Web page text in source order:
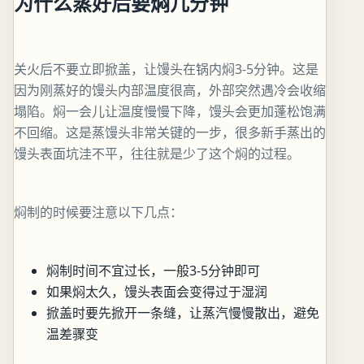
关火后不要立即掀盖，让馒头在锅内焖3-5分钟。这是
因为刚蒸好的馒头内部温度很高，外部突然遇冷会收缩
塌陷。焖一会儿让温度慢慢下降，馒头会更加蓬松饱满
不回缩。这是蒸馒头非常关键的一步，很多新手蒸出的
馒头表面坑洼不平，往往就是少了这个焖的过程。
焖制的时候要注意以下几点：
焖制时间不宜过长，一般3-5分钟即可
如果焖太久，馒头表面会变得过于湿润
掀盖时要先掀开一条缝，让蒸汽慢慢散出，避免
温差骤变